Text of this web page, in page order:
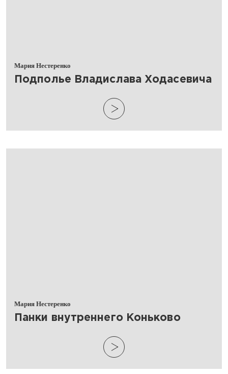
Мария Нестеренко
​Подполье Владислава Ходасевича
Мария Нестеренко
​Панки внутреннего Коньково